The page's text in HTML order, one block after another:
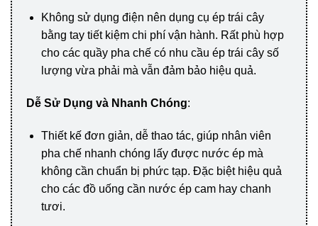
Không sử dụng điện nên dụng cụ ép trái cây
bằng tay tiết kiệm chi phí vận hành. Rất phù hợp
cho các quầy pha chế có nhu cầu ép trái cây số
lượng vừa phải mà vẫn đảm bảo hiệu quả.
Dễ Sử Dụng và Nhanh Chóng:
Thiết kế đơn giản, dễ thao tác, giúp nhân viên
pha chế nhanh chóng lấy được nước ép mà
không cần chuẩn bị phức tạp. Đặc biệt hiệu quả
cho các đồ uống cần nước ép cam hay chanh
tươi.